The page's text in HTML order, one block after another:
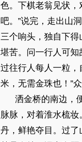
色。下棋老翁见状
吧。”说完，走出山
三个响头，独自下
堪苦。问一行人可
过往行人每人一粒
米，无需金珠也！”
洒金桥的南边，便
脉脉，对着淮水梳
丹，鲜艳夺目。过了